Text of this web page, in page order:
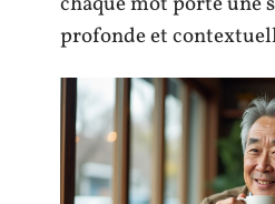
profonde et